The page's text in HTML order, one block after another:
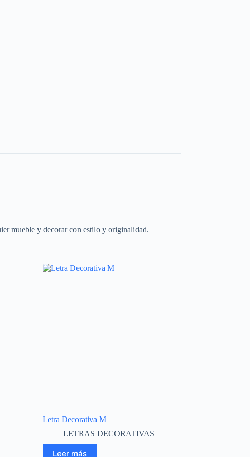
mueble y decorar con estilo y originalidad.
Letra Decorativa M
LETRAS DECORATIVAS
Leer más